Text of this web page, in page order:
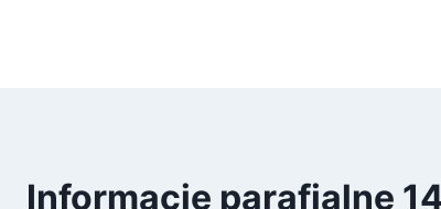
Informacje parafialne